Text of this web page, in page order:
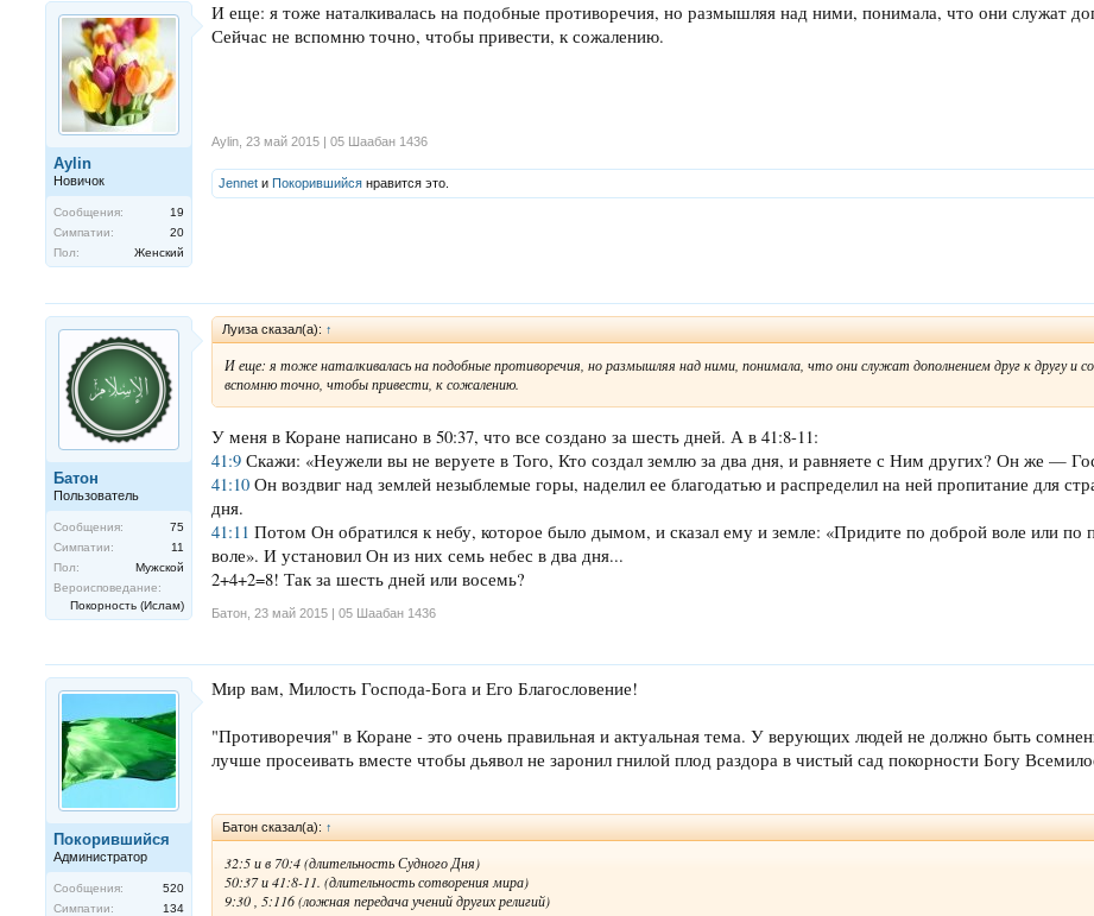
Aylin
Новичок
Сообщения:
19
Симпатии:
20
Пол:
Женский
И еще: я тоже наталкивалась на подобные противоречия, но размышляя над ними, понимала, что они служат
Сейчас не вспомню точно, чтобы привести, к сожалению.
Aylin 23 май 2015 | 05 Шаабан 1436
Jennet и Покорившийся нравится это.
Батон
Пользователь
Сообщения:
75
Симпатии:
11
Пол:
Мужской
Вероисповедание:
Покорность (Ислам)
Луиза сказал(а): ↑
И еще: я тоже наталкивалась на подобные противоречия, но размышляя над ними, понимала, что они служат дополнением друг к другу и
вспомню точно, чтобы привести, к сожалению.
У меня в Коране написано в 50:37, что все создано за шесть дней. А в 41:8-11:
41:9 Скажи: «Неужели вы не веруете в Того, Кто создал землю за два дня, и равняете с Ним других? Он же —
41:10 Он воздвиг над землей незыблемые горы, наделил ее благодатью и распределил на ней пропитание для
дня.
41:11 Потом Он обратился к небу, которое было дымом, и сказал ему и земле: «Придите по доброй воле или
воле». И установил Он из них семь небес в два дня...
2+4+2=8! Так за шесть дней или восемь?
Батон 23 май 2015 | 05 Шаабан 1436
Покорившийся
Администратор
Сообщения:
520
Симпатии:
134
Мир вам, Милость Господа-Бога и Его Благословение!
"Противоречия" в Коране - это очень правильная и актуальная тема. У верующих людей не должно быть
лучше просеивать вместе чтобы дьявол не заронил гнилой плод раздора в чистый сад покорности Богу
Батон сказал(а): ↑
32:5 и в 70:4 (длительность Судного Дня)
50:37 и 41:8-11. (длительность сотворения мира)
9:30 , 5:116 (ложная передача учений других религий)